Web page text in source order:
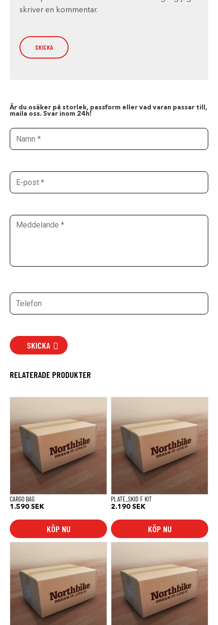
skriver en kommentar.
Är du osäker på storlek, passform eller vad varan passar till,
maila oss. Svar inom 24h!
SKICKA
RELATERADE PRODUKTER
CARGO BAG
1.590 SEK
KÖP NU
PLATE_SKID F KIT
2.190 SEK
KÖP NU